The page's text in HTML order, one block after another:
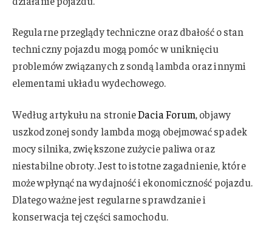
Regularne przeglądy techniczne oraz dbałość o stan
techniczny pojazdu mogą pomóc w uniknięciu
problemów związanych z sondą lambda oraz innymi
elementami układu wydechowego.
Według artykułu na stronieDacia Forum, objawy
uszkodzonej sondy lambda mogą obejmować spadek
mocy silnika, zwiększone zużycie paliwa oraz
niestabilne obroty. Jest to istotne zagadnienie, które
może wpłynąć na wydajność i ekonomiczność pojazdu.
Dlatego ważne jest regularne sprawdzanie i
konserwacja tej części samochodu.